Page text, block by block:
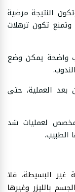
النتيجة مرضية
تكون ترهلات
واضحة يمكن وضع
بعد العملية، حتى
لعمليات شد
الطبيب.
غير البسيطة، فلا
بالليزر وغيرها